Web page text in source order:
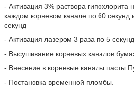
- Активация 3% раствора гипохлорита
каждом корневом канале по 60
секунд
- Активация лазером 3 раза по 5
- Высушивание корневых каналов
- Внесение в корневые каналы пасты
- Постановка временной пломбы.